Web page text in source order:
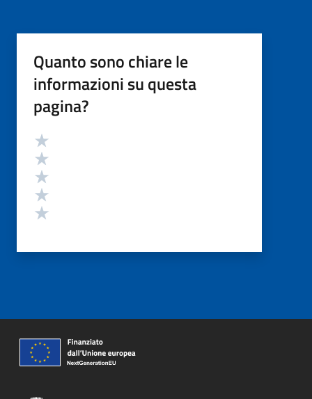
Quanto sono chiare le
informazioni su questa
pagina?
Valutazione